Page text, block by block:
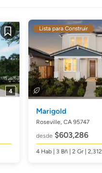
Guardar
4
Lista para Construir
Marigold
Roseville, CA 95747
desde $603,286
4 Hab| 3 Bñ | 2 Gr | 2,312